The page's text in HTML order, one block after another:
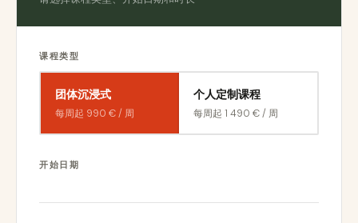
课程类型
团体沉浸式
每周起 990 € / 周
个人定制课程
每周起 1 490 € / 周
开始日期